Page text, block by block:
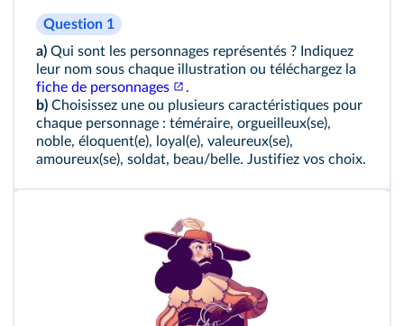
Question 1
a) Qui sont les personnages représentés ? Indiquez
leur nom sous chaque illustration ou téléchargez la
fiche de personnages
.
b) Choisissez une ou plusieurs caractéristiques pour
chaque personnage : téméraire, orgueilleux(se),
noble, éloquent(e), loyal(e), valeureux(se),
amoureux(se), soldat, beau/belle. Justifiez vos choix.